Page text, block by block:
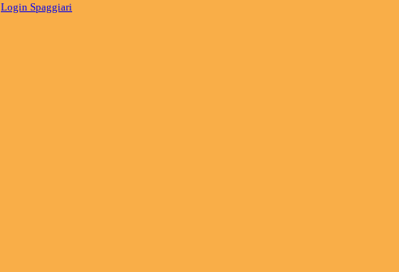
Login Spaggiari